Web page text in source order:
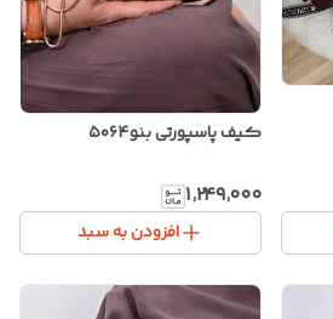
کیف پاسپورتی بنو۵۰۶۴
۱٬۲۴۹٬۰۰۰
افزودن به سبد